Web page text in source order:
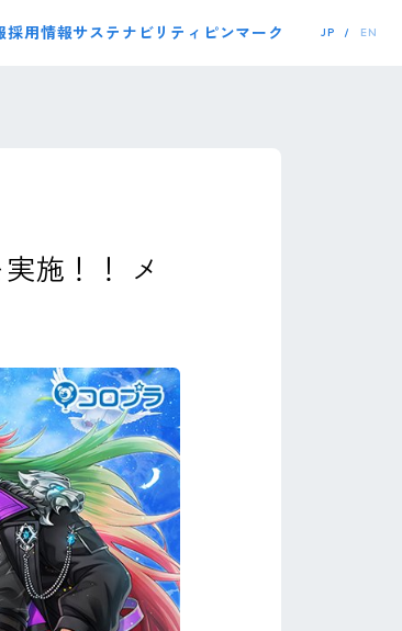
採用情報サステナビリティ ピンマーク JP EN
施！！ メ